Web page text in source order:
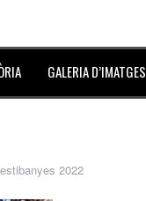
GALERIA D’IMATGES
2022